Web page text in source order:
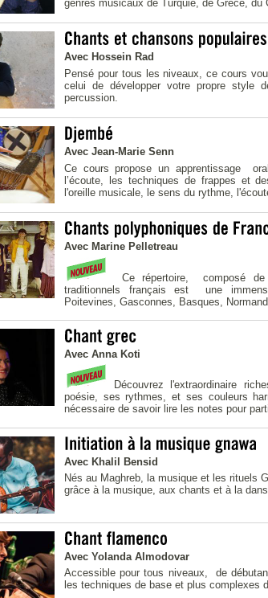
genres musicaux de Turquie, de Grèce, du
Avec Hossein Rad
Pensé pour tous les niveaux, ce cours
celui de développer votre propre style
percussion.
Avec Jean-Marie Senn
Ce cours propose un apprentissage
l’écoute, les techniques de frappes et
l'oreille musicale, le sens du rythme,
Avec Marine Pelletreau
Ce répertoire, composé de
traditionnels français est une
Poitevines, Gasconnes, Basques,
Avec Anna Koti
Découvrez l'extraordinaire
poésie, ses rythmes, et ses couleurs
nécessaire de savoir lire les notes pour
Avec Khalil Bensid
Nés au Maghreb, la musique et les rituels
grâce à la musique, aux chants et à la
Avec Yolanda Almodovar
Accessible pour tous niveaux, de
les techniques de base et plus complexes